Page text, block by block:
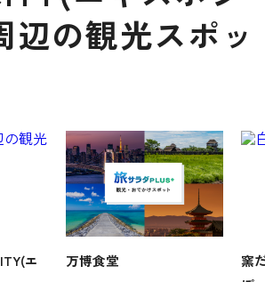
辺の観光スポッ
エ
万博食堂
窯